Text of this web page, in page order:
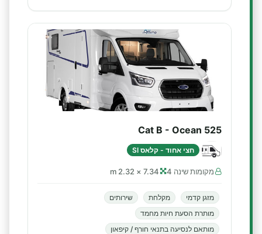
Cat B - Ocean 525
חצי אחוד - קלאס SI
מקומות שינה 4 7.34 × 2.32 m
מזגן קדמי מקלחת
שירותים
מותרת הסעת חיות מחמד
מותאם לנסיעה בתנאי חורף / קיפאון